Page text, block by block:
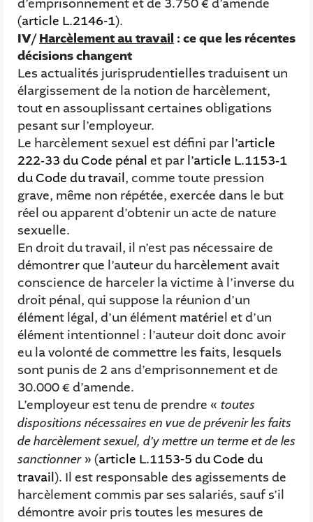
d’emprisonnement et de 3.750 € d’amende
(article L.2146-1).
IV/Harcèlement au travail : ce que les récentes
décisions changent
Les actualités jurisprudentielles traduisent un
élargissement de la notion de harcèlement,
tout en assouplissant certaines obligations
pesant sur l’employeur.
Le harcèlement sexuel est défini par l’article
222‑33 du Code pénal et par l’article L.1153‑1
du Code du travail, comme toute pression
grave, même non répétée, exercée dans le but
réel ou apparent d’obtenir un acte de nature
sexuelle.
En droit du travail, il n’est pas nécessaire de
démontrer que l’auteur du harcèlement avait
conscience de harceler la victime à l’inverse du
droit pénal, qui suppose la réunion d’un
élément légal, d’un élément matériel et d’un
élément intentionnel : l’auteur doit donc avoir
eu la volonté de commettre les faits, lesquels
sont punis de 2 ans d’emprisonnement et de
30.000 € d’amende.
L’employeur est tenu de prendre « toutes
dispositions nécessaires en vue de prévenir les faits
de harcèlement sexuel, d’y mettre un terme et de les
sanctionner» (article L.1153-5 du Code du
travail). Il est responsable des agissements de
harcèlement commis par ses salariés, sauf s’il
démontre avoir pris toutes les mesures de